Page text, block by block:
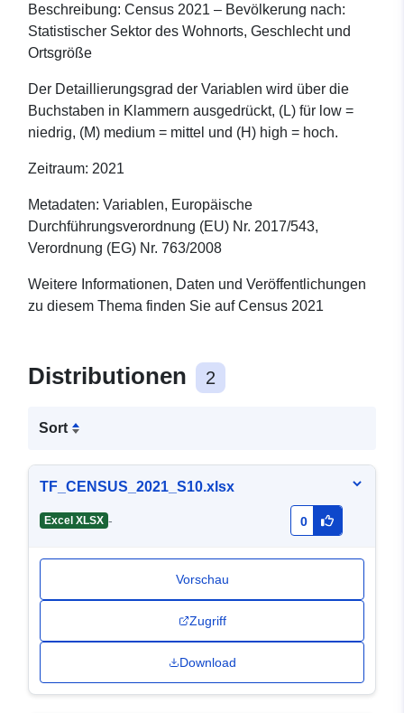
Beschreibung: Census 2021 – Bevölkerung nach:
Statistischer Sektor des Wohnorts, Geschlecht und
Ortsgröße
Der Detaillierungsgrad der Variablen wird über die
Buchstaben in Klammern ausgedrückt, (L) für low =
niedrig, (M) medium = mittel und (H) high = hoch.
Zeitraum: 2021
Metadaten: Variablen, Europäische
Durchführungsverordnung (EU) Nr. 2017/543,
Verordnung (EG) Nr. 763/2008
Weitere Informationen, Daten und Veröffentlichungen
zu diesem Thema finden Sie auf Census 2021
Distributionen 2
Sort
TF_CENSUS_2021_S10.xlsx
Excel XLSX - 0
Vorschau
Zugriff
Download